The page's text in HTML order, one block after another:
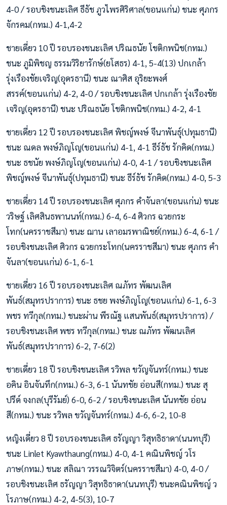
4-0 / รอบชิงชนะเลิศ ธีธัช ภูวไพรศิริศาล(ขอนแก่น) ชนะ ศุภกร
จักรคม(กทม.) 4-1,4-2
ชายเดี่ยว 10 ปี รอบรองชนะเลิศ ปริณธนัย โชติกพนิช(กทม.)
ชนะ ภูมิพิชญ ธรรมวิริยารักษ์(ยโสธร) 4-1, 5-4(13) ปกเกล้า
รุ่งเรืองชัยเจริญ(อุดรธานี) ชนะ ณาศิส อุริยะพงศ์
สรรค์(ขอนแก่น) 4-2, 4-0 / รอบชิงชนะเลิศ ปกเกล้า รุ่งเรืองชัย
เจริญ(อุดรธานี) ชนะ ปริณธนัย โชติกพนิช(กทม.) 4-2, 4-1
ชายเดี่ยว 12 ปี รอบรองชนะเลิศ พิชญ์พงษ์ จีนาพันธุ์(ปทุมธานี)
ชนะ ณดล พงษ์ภิญโญ(ขอนแก่น) 4-1, 4-1 ธีร์ธัช รักคิด(กทม.)
ชนะ ธชนัย พงษ์ภิญโญ(ขอนแก่น) 4-0, 4-1 / รอบชิงชนะเลิศ
พิชญ์พงษ์ จีนาพันธุ์(ปทุมธานี) ชนะ ธีร์ธัช รักคิด(กทม.) 4-0, 5-3
ชายเดี่ยว 14 ปี รอบรองชนะเลิศ ศุภกร คำจันลา(ขอนแก่น) ชนะ
วริษฐ์ เลิศสินธพานนท์(กทม.) 6-4, 6-4 ศิวกร ฉวยกระ
โทก(นครราชสีมา) ชนะ ฌาน เลาอมรพาณิชย์(กทม.) 6-4, 6-1 /
รอบชิงชนะเลิศ ศิวกร ฉวยกระโทก(นครราชสีมา) ชนะ ศุภกร คำ
จันลา(ขอนแก่น) 6-1, 6-1
ชายเดี่ยว 16 ปี รอบรองชนะเลิศ ณภัทร พัฒนเลิศ
พันธ์(สมุทรปราการ) ชนะ ธชย พงษ์ภิญโญ(ขอนแก่น) 6-1, 6-3
พชร ทวีกุล(กทม.) ชนะผ่าน พีรณัฐ แสนพันธ์(สมุทรปราการ) /
รอบชิงชนะเลิศ พชร ทวีกุล(กทม.) ชนะ ณภัทร พัฒนเลิศ
พันธ์(สมุทรปราการ) 6-2, 7-6(2)
ชายเดี่ยว 18 ปี รอบชิงชนะเลิศ รวิพล ขวัญจันทร์(กทม.) ชนะ
อคิน อินจันทึก(กทม.) 6-3, 6-1 นันทชัย อ่อนสี(กทม.) ชนะ สุ
ปรีด์ จงกล(บุรีรัมย์) 6-0, 6-2 / รอบชิงชนะเลิศ นันทชัย อ่อน
สี(กทม.) ชนะ รวิพล ขวัญจันทร์(กทม.) 4-6, 6-2, 10-8
หญิงเดี่ยว 8 ปี รอบรองชนะเลิศ ธรัญญา วิสุทธิธาดา(นนทบุรี)
ชนะ Linlet Kyawthaung(กทม.) 4-0, 4-1 คณินพิชญ์ วโร
ภาษ(กทม.) ชนะ สลิณา วรรณวิจิตร์(นครราชสีมา) 4-0, 4-0 /
รอบชิงชนะเลิศ ธรัญญา วิสุทธิธาดา(นนทบุรี) ชนะคณินพิชญ์ ว
โรภาษ(กทม.) 4-2, 4-5(3), 10-7